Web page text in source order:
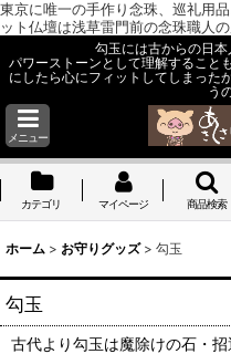
東京に唯一の手作り念珠、巡礼用
ット仏壇は浅草雷門前の念珠職人
勾玉には古からの日
パワーストーンとして理解すること
にしたら心にフィットしてしまった
う
メニュー
カテゴリ マイページ 商品検索
ホーム > お守りグッズ > 勾玉
勾玉
古代より勾玉は魔除けの石・